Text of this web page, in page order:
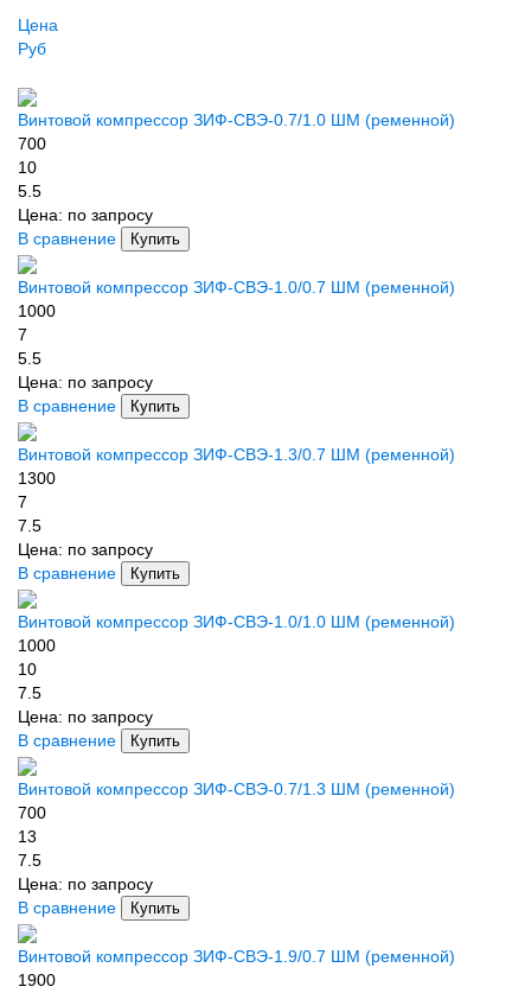
Цена
Руб
Винтовой компрессор ЗИФ-СВЭ-0.7/1.0 ШМ (ременной)
700
10
5.5
Цена: по запросу
В сравнение
Купить
Винтовой компрессор ЗИФ-СВЭ-1.0/0.7 ШМ (ременной)
1000
7
5.5
Цена: по запросу
В сравнение
Купить
Винтовой компрессор ЗИФ-СВЭ-1.3/0.7 ШМ (ременной)
1300
7
7.5
Цена: по запросу
В сравнение
Купить
Винтовой компрессор ЗИФ-СВЭ-1.0/1.0 ШМ (ременной)
1000
10
7.5
Цена: по запросу
В сравнение
Купить
Винтовой компрессор ЗИФ-СВЭ-0.7/1.3 ШМ (ременной)
700
13
7.5
Цена: по запросу
В сравнение
Купить
Винтовой компрессор ЗИФ-СВЭ-1.9/0.7 ШМ (ременной)
1900